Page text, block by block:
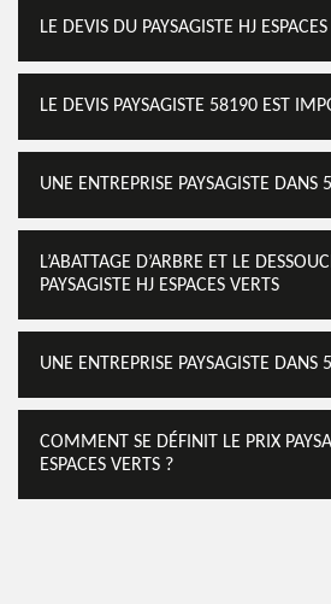
LE DEVIS DU PAYSAGISTE HJ
LE DEVIS PAYSAGISTE 58190 EST
UNE ENTREPRISE PAYSAGISTE DANS
L’ABATTAGE D’ARBRE ET LE
PAYSAGISTE HJ ESPACES VERTS
UNE ENTREPRISE PAYSAGISTE DANS
COMMENT SE DÉFINIT LE PRIX
ESPACES VERTS ?